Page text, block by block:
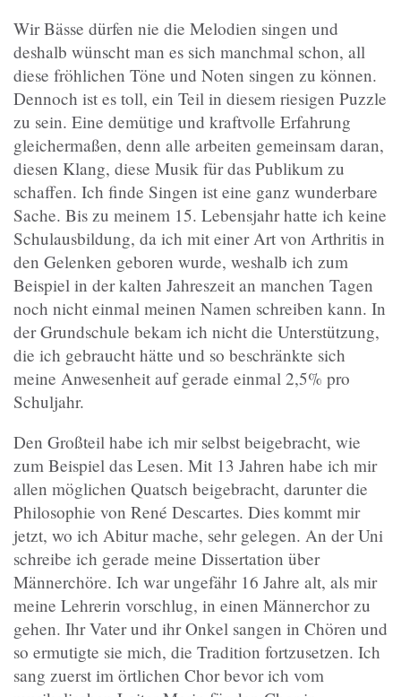
Wir Bässe dürfen nie die Melodien singen und
deshalb wünscht man es sich manchmal schon, all
diese fröhlichen Töne und Noten singen zu können.
Dennoch ist es toll, ein Teil in diesem riesigen Puzzle
zu sein. Eine demütige und kraftvolle Erfahrung
gleichermaßen, denn alle arbeiten gemeinsam daran,
diesen Klang, diese Musik für das Publikum zu
schaffen. Ich finde Singen ist eine ganz wunderbare
Sache. Bis zu meinem 15. Lebensjahr hatte ich keine
Schulausbildung, da ich mit einer Art von Arthritis in
den Gelenken geboren wurde, weshalb ich zum
Beispiel in der kalten Jahreszeit an manchen Tagen
noch nicht einmal meinen Namen schreiben kann. In
der Grundschule bekam ich nicht die Unterstützung,
die ich gebraucht hätte und so beschränkte sich
meine Anwesenheit auf gerade einmal 2,5% pro
Schuljahr.
Den Großteil habe ich mir selbst beigebracht, wie
zum Beispiel das Lesen. Mit 13 Jahren habe ich mir
allen möglichen Quatsch beigebracht, darunter die
Philosophie von René Descartes. Dies kommt mir
jetzt, wo ich Abitur mache, sehr gelegen. An der Uni
schreibe ich gerade meine Dissertation über
Männerchöre. Ich war ungefähr 16 Jahre alt, als mir
meine Lehrerin vorschlug, in einen Männerchor zu
gehen. Ihr Vater und ihr Onkel sangen in Chören und
so ermutigte sie mich, die Tradition fortzusetzen. Ich
sang zuerst im örtlichen Chor bevor ich vom